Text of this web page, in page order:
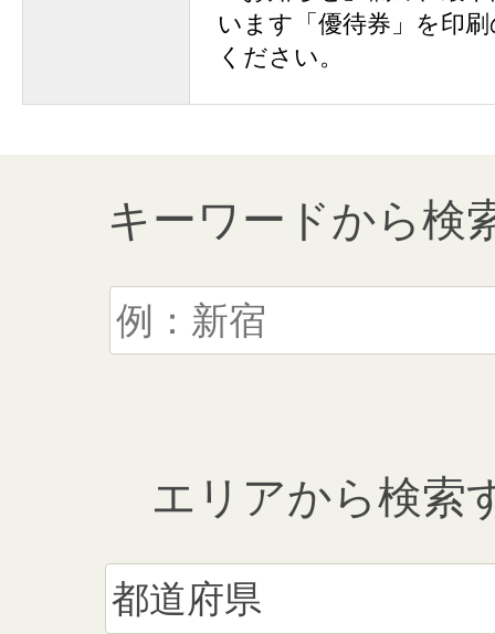
います「優待券」を印
ください。
キーワードから検
エリアから検索